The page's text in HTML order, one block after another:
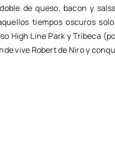
de queso, bacon y
tiempos oscuros
High Line Park y Tribeca
vive Robert de Niro y